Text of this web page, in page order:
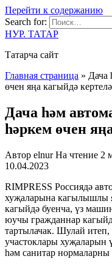
Перейти к содержанию
Search for:
НУР. ТАТАР
Татарча сайт
Главная страница » Дача
өчен яңа кагыйдә кертелә
Дача һәм
һәркем өчен
Автор elnur На чтение 2
10.04.2023
RIMPRESS Россиядә
хуҗаларына кагылышлы
кагыйдә буенча, үз
юучы гражданнар
тартылачак. Шулай итеп,
участоклары хуҗаларын
һәм санитар нормаларны